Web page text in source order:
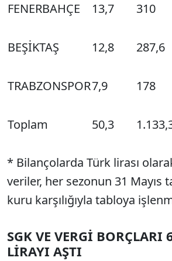
FENERBAHÇE 13,7 310
BEŞİKTAŞ 12,8 287,6
TRABZONSPOR7,9 178
Toplam 50,3
* Bilançolarda Türk lirası
veriler, her sezonun 31 Mayıs
kuru karşılığıyla tabloya
SGK VE VERGİ BORÇLARI
LİRAYI AŞTI